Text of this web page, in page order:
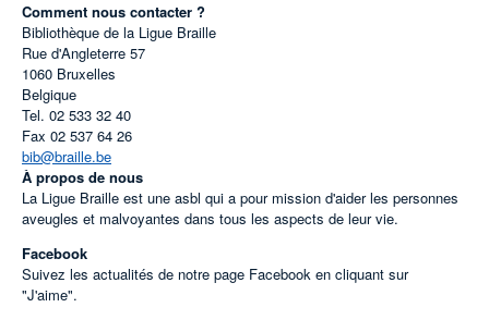
Comment nous contacter ?
Bibliothèque de la Ligue Braille
Rue d'Angleterre 57
1060 Bruxelles
Belgique
Tel. 02 533 32 40
Fax 02 537 64 26
bib@braille.be
À propos de nous
La Ligue Braille est une asbl qui a pour mission d'aider les personnes
aveugles et malvoyantes dans tous les aspects de leur vie.
Facebook
Suivez les actualités de notre page Facebook en cliquant sur
"J'aime".